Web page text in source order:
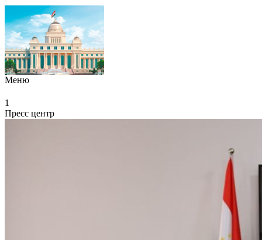
Меню
1
Пресс центр